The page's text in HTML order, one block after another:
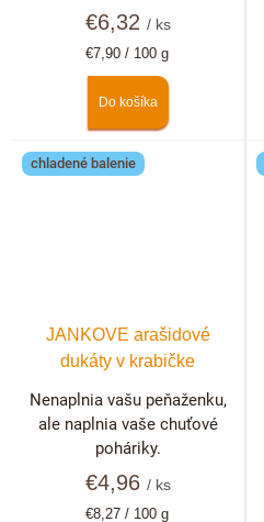
€6,32 / ks
Jednotková
€7,90 / 100 g
Do košíka
chladené balenie
JANKOVE arašidové
dukáty v krabičke
€4,96 / ks
Jednotková
€8,27 / 100 g
Nenaplnia vašu peňaženku,
ale naplnia vaše chuťové
poháriky.